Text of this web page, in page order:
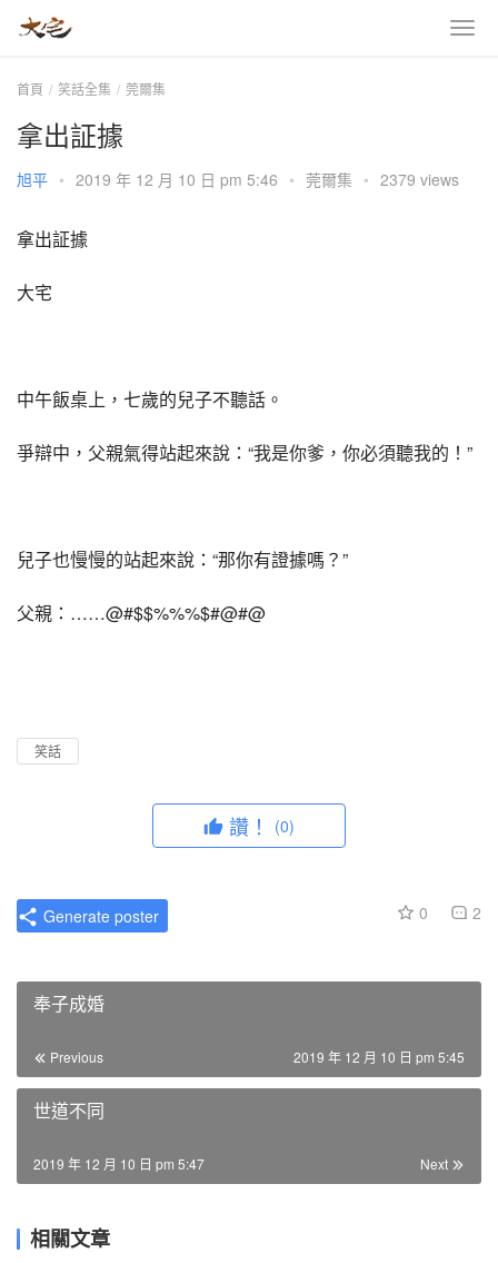
首頁 笑話全集 莞爾集
拿出証據
旭平 • 2019 年 12 月 10 日 pm 5:46 • 莞爾集 • 2379 views
拿出証據
大宅
中午飯桌上，七歲的兒子不聽話。
爭辯中，父親氣得站起來說：“我是你爹，你必須聽我的！”
兒子也慢慢的站起來說：“那你有證據嗎？”
父親：……@#$$%%%$#@#@
笑話
讚！ (0)
0 2
Generate poster
奉子成婚
Previous 2019 年 12 月 10 日 pm 5:45
世道不同
Next
2019 年 12 月 10 日 pm 5:47
相關文章